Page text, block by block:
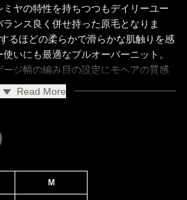
ヤの特性を持ちつつもデイリーユー
ンス良く併せ持った原毛となりま
るほどの柔らかで滑らかな肌触りを感
いにも最適なプルオーバーニット。
ジ幅の編み目の設定にモヘアの質感
さとラグジュアリーな印象を共に合わ
なっています。
ルオーバー。ニットの雰囲気を最大
ルなデザインで纏め上げています。
材の落ち感により、自然なシルエット
ロ"FILM SCORE"を連想させる風合
Read More
M